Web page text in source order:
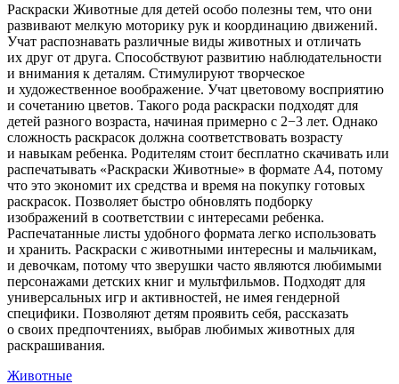
Раскраски Животные для детей особо полезны тем, что они
развивают мелкую моторику рук и координацию движений.
Учат распознавать различные виды животных и отличать
их друг от друга. Способствуют развитию наблюдательности
и внимания к деталям. Стимулируют творческое
и художественное воображение. Учат цветовому восприятию
и сочетанию цветов. Такого рода раскраски подходят для
детей разного возраста, начиная примерно с 2−3 лет. Однако
сложность раскрасок должна соответствовать возрасту
и навыкам ребенка. Родителям стоит бесплатно скачивать или
распечатывать «Раскраски Животные» в формате A4, потому
что это экономит их средства и время на покупку готовых
раскрасок. Позволяет быстро обновлять подборку
изображений в соответствии с интересами ребенка.
Распечатанные листы удобного формата легко использовать
и хранить. Раскраски с животными интересны и мальчикам,
и девочкам, потому что зверушки часто являются любимыми
персонажами детских книг и мультфильмов. Подходят для
универсальных игр и активностей, не имея гендерной
специфики. Позволяют детям проявить себя, рассказать
о своих предпочтениях, выбрав любимых животных для
раскрашивания.
Животные